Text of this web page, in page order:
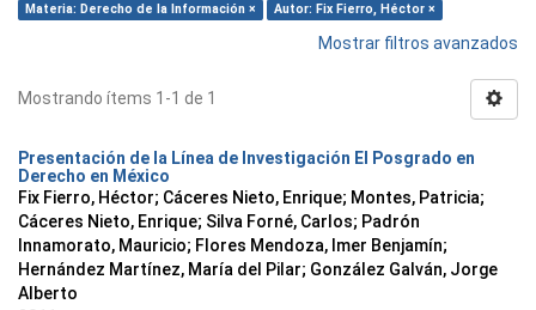
Materia: Derecho de la Información ×
Autor: Fix Fierro, Héctor ×
Mostrar filtros avanzados
Mostrando ítems 1-1 de 1
Presentación de la Línea de Investigación El Posgrado en
Derecho en México
Fix Fierro, Héctor; Cáceres Nieto, Enrique; Montes, Patricia;
Cáceres Nieto, Enrique; Silva Forné, Carlos; Padrón
Innamorato, Mauricio; Flores Mendoza, Imer Benjamín;
Hernández Martínez, María del Pilar; González Galván, Jorge
Alberto